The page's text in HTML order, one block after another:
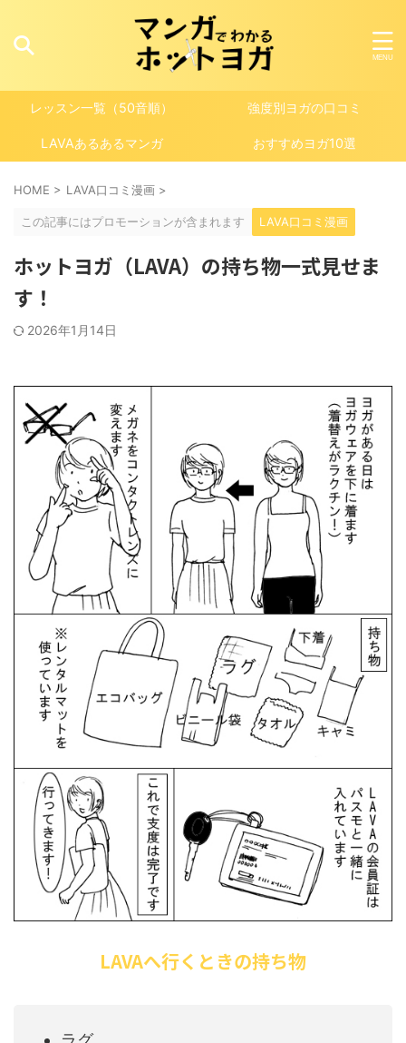
レッスン一覧（50音順） 強度別ヨガの口コミ
LAVAあるあるマンガ おすすめヨガ10選
HOME > LAVA口コミ漫画 >
この記事にはプロモーションが含まれます LAVA口コミ漫画
ホットヨガ（LAVA）の持ち物一式見せま
す！
2026年1月14日
LAVAへ行くときの持ち物